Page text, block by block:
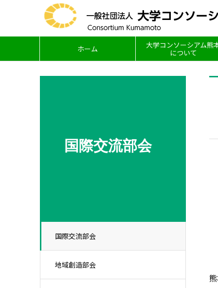
ホーム
大学コンソーシアム熊
について
国際交流部会
国際交流部会
地域創造部会